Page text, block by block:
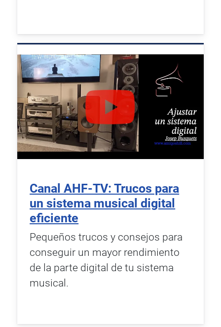
Canal AHF-TV: Trucos para
un sistema musical digital
eficiente
Pequeños trucos y consejos para
conseguir un mayor rendimiento
de la parte digital de tu sistema
musical.